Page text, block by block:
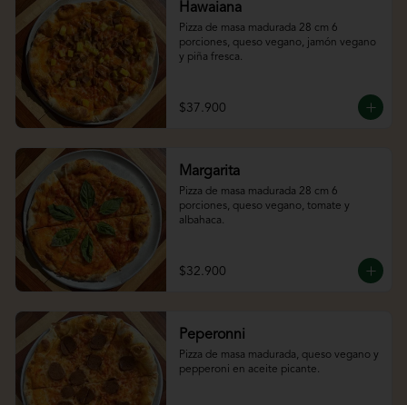
Hawaiana
Pizza de masa madurada 28 cm 6
porciones, queso vegano, jamón vegano
y piña fresca.
$37.900
Margarita
Pizza de masa madurada 28 cm 6
porciones, queso vegano, tomate y
albahaca.
$32.900
Peperonni
Pizza de masa madurada, queso vegano y
pepperoni en aceite picante.